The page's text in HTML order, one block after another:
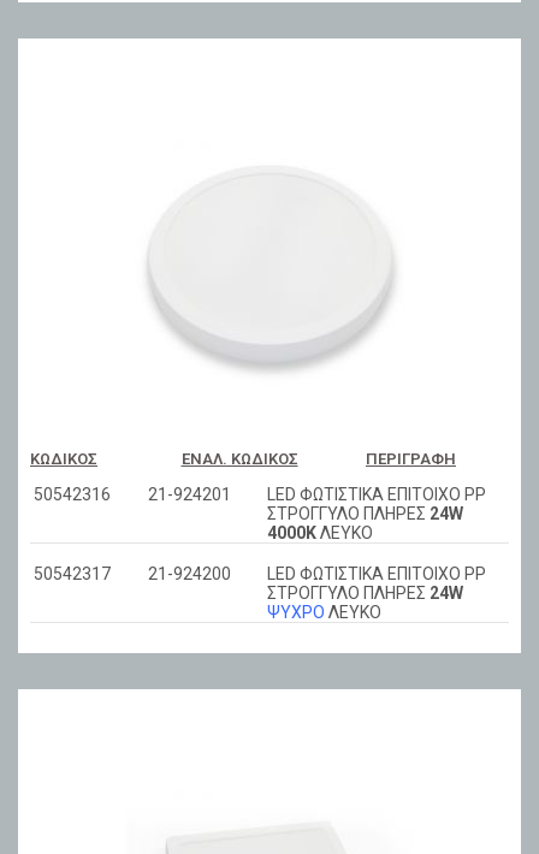
ΚΩΔΙΚΌΣ ΕΝΑΛ. ΚΩΔΙΚΌΣ ΠΕΡΙΓΡΑΦΉ
50542316 21-924201
LED ΦΩΤΙΣΤΙΚΑ ΕΠΙΤΟΙΧΟ PP
ΣΤΡΟΓΓΥΛΟ ΠΛΗΡΕΣ 24W
4000ΚΛΕΥΚΟ
50542317 21-924200
LED ΦΩΤΙΣΤΙΚΑ ΕΠΙΤΟΙΧΟ PP
ΣΤΡΟΓΓΥΛΟ ΠΛΗΡΕΣ 24W
ΨΥΧΡΟ ΛΕΥΚΟ